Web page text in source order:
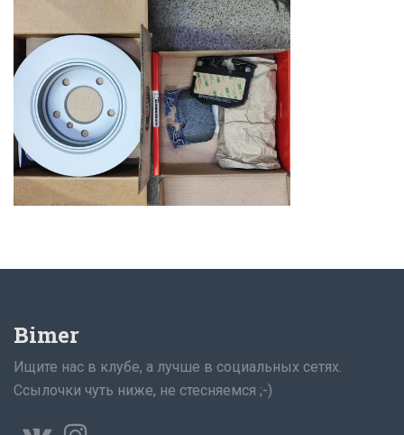
Bimer
Ищите нас в клубе, а лучше в социальных сетях.
Ссылочки чуть ниже, не стесняемся ;-)